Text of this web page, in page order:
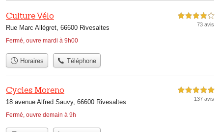
Culture Vélo
Rue Marc Allégret, 66600 Rivesaltes
Fermé, ouvre mardi à 9h00
4,0 étoiles sur 5
73 avis
Horaires Téléphone
Cycles Moreno
18 avenue Alfred Sauvy, 66600 Rivesaltes
Fermé, ouvre demain à 9h
5,0 étoiles sur 5
137 avis